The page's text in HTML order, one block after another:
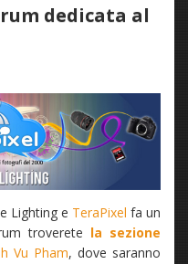
dedicata al
Lighting e TeraPixel fa un
troverete la sezione
Vu Pham, dove saranno